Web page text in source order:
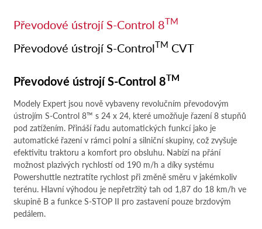
Převodové ústrojí S-Control 8TM
Převodové ústrojí S-ControlTM CVT
Převodové ústrojí S-Control 8TM
Modely Expert jsou nově vybaveny revolučním převodovým
ústrojím S-Control 8™ s 24 x 24, které umožňuje řazení 8 stupňů
pod zatížením. Přináší řadu automatických funkcí jako je
automatické řazení v rámci polní a silniční skupiny, což zvyšuje
efektivitu traktoru a komfort pro obsluhu. Nabízí na přání
možnost plazivých rychlostí od 190 m/h a díky systému
Powershuttle neztratíte rychlost při změně směru v jakémkoliv
terénu. Hlavní výhodou je nepřetržitý tah od 1,87 do 18 km/h ve
skupině B a funkce S-STOP II pro zastavení pouze brzdovým
pedálem.
TM